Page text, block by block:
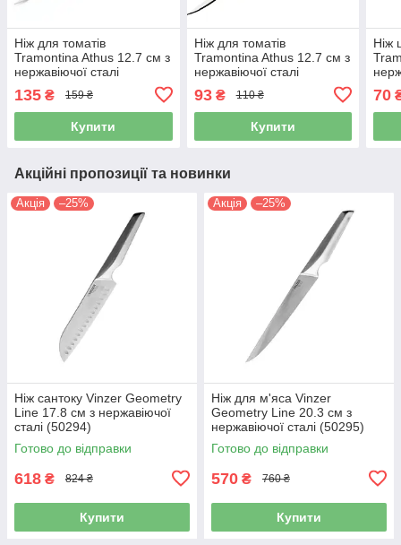
Ніж для томатів
Tramontina Athus 12.7 см з
нержавіючої сталі
135 ₴ 159 ₴
Купити
Ніж для томатів
Tramontina Athus 12.7 см з
нержавіючої сталі
93₴ 110 ₴
Купити
Ніж
70
Акційні пропозиції та новинки
Акція –25%
Ніж сантоку Vinzer Geometry
Line 17.8 см з нержавіючої
сталі (50294)
Готово до відправки
618 ₴ 824 ₴
Купити
Акція –25%
Ніж для м'яса Vinzer
Geometry Line 20.3 см з
нержавіючої сталі (50295)
Готово до відправки
570 ₴ 760 ₴
Купити